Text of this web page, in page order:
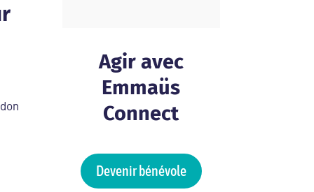
Agir avec
Emmaüs
Connect
Devenir bénévole